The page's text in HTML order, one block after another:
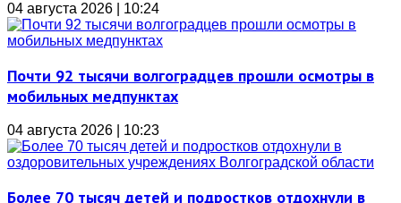
04 августа 2026 | 10:24
Почти 92 тысячи волгоградцев прошли осмотры в
мобильных медпунктах
04 августа 2026 | 10:23
Более 70 тысяч детей и подростков отдохнули в